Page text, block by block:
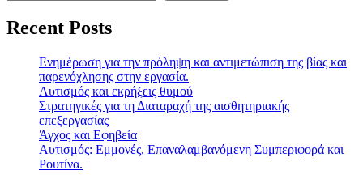
Recent Posts
Ενημέρωση για την πρόληψη και αντιμετώπιση της βίας και
παρενόχλησης στην εργασία.
Αυτισμός και εκρήξεις θυμού
Στρατηγικές για τη Διαταραχή της αισθητηριακής
επεξεργασίας
Άγχος και Εφηβεία
Αυτισμός: Εμμονές, Επαναλαμβανόμενη Συμπεριφορά και
Ρουτίνα.